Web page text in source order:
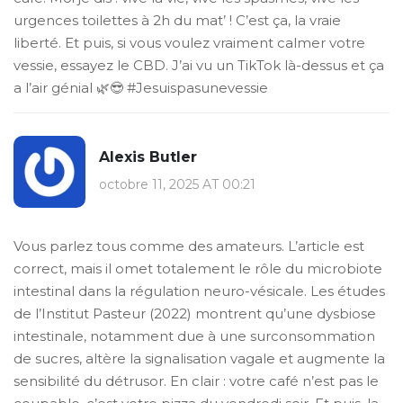
urgences toilettes à 2h du mat’ ! C’est ça, la vraie
liberté. Et puis, si vous voulez vraiment calmer votre
vessie, essayez le CBD. J’ai vu un TikTok là-dessus et ça
a l’air génial 🌿😎 #Jesuispasunevessie
Alexis Butler
octobre 11, 2025 AT 00:21
Vous parlez tous comme des amateurs. L’article est
correct, mais il omet totalement le rôle du microbiote
intestinal dans la régulation neuro-vésicale. Les études
de l’Institut Pasteur (2022) montrent qu’une dysbiose
intestinale, notamment due à une surconsommation
de sucres, altère la signalisation vagale et augmente la
sensibilité du détrusor. En clair : votre café n’est pas le